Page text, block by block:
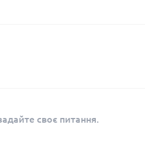
своє питання.